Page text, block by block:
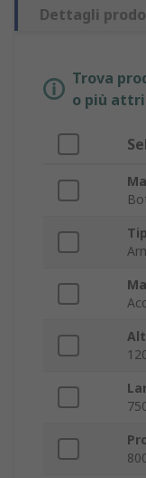
Dettagli
Trova
o più